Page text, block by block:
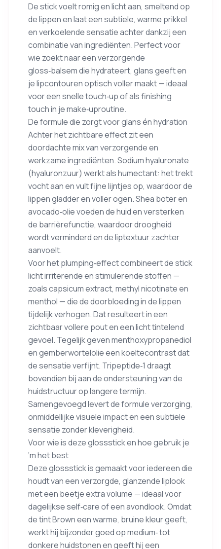
De stick voelt romig en licht aan, smeltend op
de lippen en laat een subtiele, warme prikkel
en verkoelende sensatie achter dankzij een
combinatie van ingrediënten. Perfect voor
wie zoekt naar een verzorgende
gloss‑balsem die hydrateert, glans geeft en
je lipcontouren optisch voller maakt — ideaal
voor een snelle touch‑up of als finishing
touch in je make‑uproutine.
De formule die zorgt voor glans én hydration
Achter het zichtbare effect zit een
doordachte mix van verzorgende en
werkzame ingrediënten. Sodium hyaluronate
(hyaluronzuur) werkt als humectant: het trekt
vocht aan en vult fijne lijntjes op, waardoor de
lippen gladder en voller ogen. Shea boter en
avocado‑olie voeden de huid en versterken
de barrièrefunctie, waardoor droogheid
wordt verminderd en de liptextuur zachter
aanvoelt.
Voor het plumping‑effect combineert de stick
licht irriterende en stimulerende stoffen —
zoals capsicum extract, methyl nicotinate en
menthol — die de doorbloeding in de lippen
tijdelijk verhogen. Dat resulteert in een
zichtbaar vollere pout en een licht tintelend
gevoel. Tegelijk geven menthoxypropanediol
en gemberwortelolie een koeltecontrast dat
de sensatie verfijnt. Tripeptide‑1 draagt
bovendien bij aan de ondersteuning van de
huidstructuur op langere termijn.
Samengevoegd levert de formule verzorging,
onmiddellijke visuele impact en een subtiele
sensatie zonder kleverigheid.
Voor wie is deze glossstick en hoe gebruik je
‘m het best
Deze glossstick is gemaakt voor iedereen die
houdt van een verzorgde, glanzende liplook
met een beetje extra volume — ideaal voor
dagelijkse self‑care of een avondlook. Omdat
de tint Brown een warme, bruine kleur geeft,
werkt hij bijzonder goed op medium‑ tot
donkere huids­tonen en geeft hij een